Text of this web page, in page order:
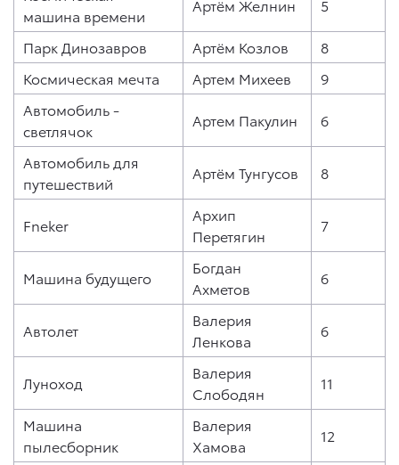
машина времени
Артём Желнин 5
Парк Динозавров Артём Козлов
8
Космическая мечта
Артем Михеев
9
Автомобиль -
светлячок
Артем Пакулин 6
Автомобиль для
путешествий
Артём Тунгусов 8
Fneker
Архип
Перетягин
7
Машина будущего
Богдан
Ахметов
6
Автолет
Валерия
Ленкова
6
Луноход
Валерия
Слободян
11
Машина
пылесборник
Валерия
Хамова
12